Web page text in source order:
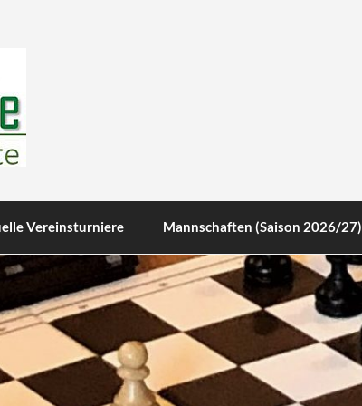
Vereinsturniere Mannschaften (Saison 2026/27)